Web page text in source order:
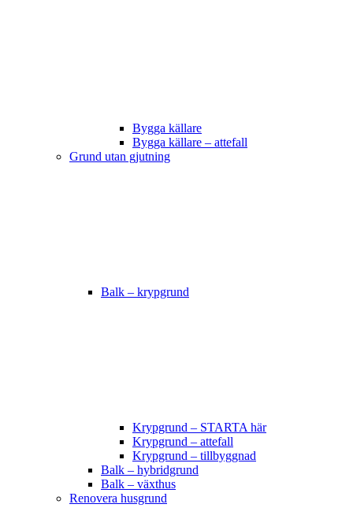
Bygga källare
Bygga källare – attefall
Grund utan gjutning
Balk – krypgrund
Krypgrund – STARTA här
Krypgrund – attefall
Krypgrund – tillbyggnad
Balk – hybridgrund
Balk – växthus
Renovera husgrund